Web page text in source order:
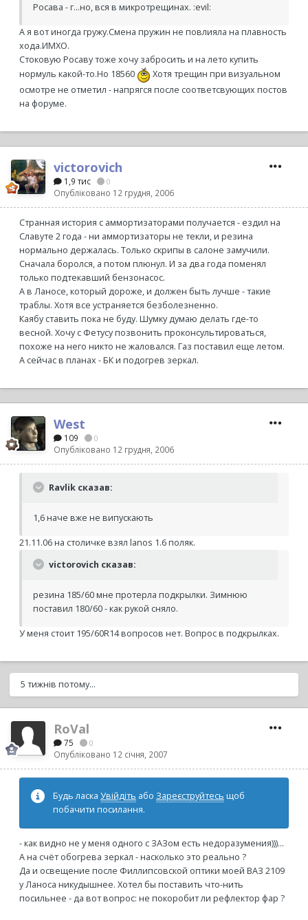
Росава - г...но, вся в микротрещинах. :evil:
А я вот иногда гружу.Смена пружин не повлияла на плавность
хода.ИМХО.
Стоковую Росаву тоже хочу забросить и на лето купить
нормуль какой-то.Но 18560
Хотя трещин при визуальном
осмотре не отметил - напрягся после соответсвующих постов
на форуме.
victorovich
1,9 тис 0
Опубліковано 12 грудня, 2006
Странная история с аммортизаторами получается - ездил на
Славуте 2 года - ни аммортизаторы не текли, и резина
нормально держалась. Только скрипы в салоне замучили.
Сначала боролся, а потом плюнул. И за два года поменял
только подтекавший бензонасос.
А в Ланосе, который дороже, и должен быть лучше - такие
траблы. Хотя все устраняется безболезненно.
Каябу ставить пока не буду. Шумку думаю делать где-то
весной. Хочу с Фетусу позвонить проконсультироваться,
похоже на него никто не жаловался. Газ поставил еще летом.
А сейчас в планах - БК и подогрев зеркал.
West
109 0
Опубліковано 12 грудня, 2006
Ravlik сказав:
1,6 наче вже не випускають
21.11.06 на столичке взял lanos 1.6 поляк.
victorovich сказав:
резина 185/60 мне протерла подкрылки. Зимнюю
поставил 180/60 - как рукой сняло.
У меня стоит 195/60R14 вопросов нет. Вопрос в подкрылках.
5 тижнів потому...
RoVal
75 0
Опубліковано 12 січня, 2007
Будь ласка Увійдіть або Зареєструйтесь щоб
побачити посилання.
- как видно не у меня одного с ЗАЗом есть недоразумения)))...
А на счёт обогрева зеркал - насколько это реально ?
Да и освещение после Филлипсовской оптики моей ВАЗ 2109
у Ланоса никудышнее. Хотел бы поставить что-нить
посильнее - да вот вопрос: не покоробит ли рефлектор фар ?